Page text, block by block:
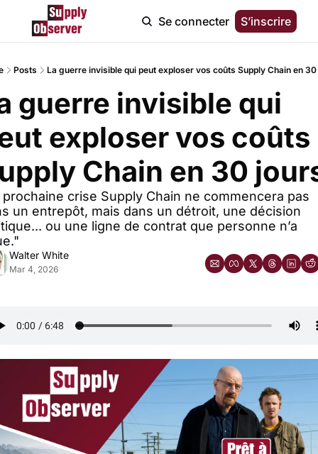
Se connecter S’inscrire
Posts La guerre invisible qui peut exploser vos coûts Supply Chain en
guerre invisible qui
exploser vos coûts
Chain en 30
prochaine crise Supply Chain ne commencera pas
un entrepôt, mais dans un détroit, une décision
ou une ligne de contrat que personne n’a
Walter White
Mar 4, 2026